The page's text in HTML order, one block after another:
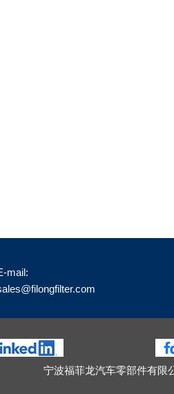
mail:
宁波福菲龙汽车零部件有限